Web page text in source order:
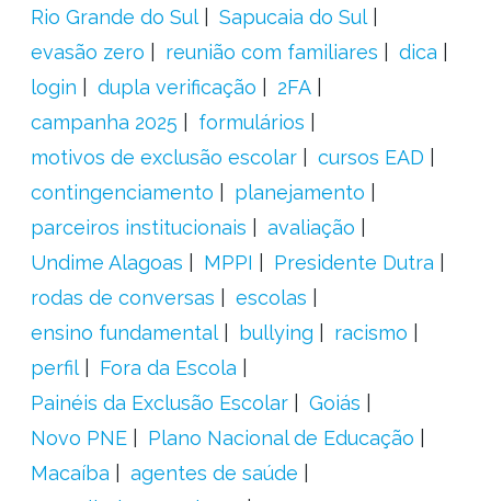
Rio Grande do Sul
Sapucaia do Sul
evasão zero
reunião com familiares
dica
login
dupla verificação
2FA
campanha 2025
formulários
motivos de exclusão escolar
cursos EAD
contingenciamento
planejamento
parceiros institucionais
avaliação
Undime Alagoas
MPPI
Presidente Dutra
rodas de conversas
escolas
ensino fundamental
bullying
racismo
perfil
Fora da Escola
Painéis da Exclusão Escolar
Goiás
Novo PNE
Plano Nacional de Educação
Macaíba
agentes de saúde